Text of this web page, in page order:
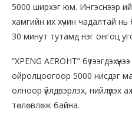
5000 ширхэг юм. Ингэснээр
хамгийн их хүчин чадалтай
30 минут тутамд нэг онгоц
“XPENG AEROHT”
ойролцоогоор 5000 нисдэг
олноор үйлдвэрлэх, нийлүүлэх
төлөвлөж байна.